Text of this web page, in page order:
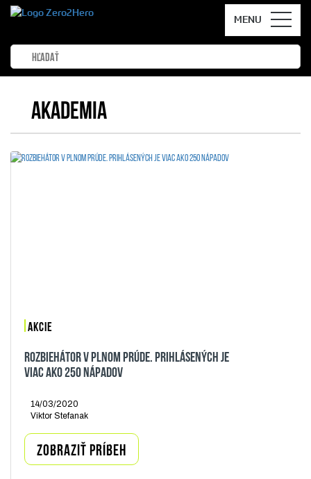
MENU
AKADEMIA
AKCIE
ROZBIEHÁTOR V PLNOM PRÚDE. PRIHLÁSENÝCH JE
VIAC AKO 250 NÁPADOV
14/03/2020
Viktor Stefanak
ZOBRAZIŤ PRÍBEH